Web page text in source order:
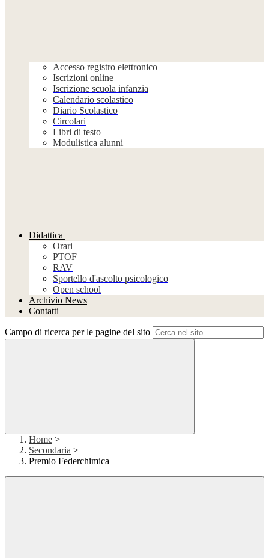
Accesso registro elettronico
Iscrizioni online
Iscrizione scuola infanzia
Calendario scolastico
Diario Scolastico
Circolari
Libri di testo
Modulistica alunni
Didattica
Orari
PTOF
RAV
Sportello d'ascolto psicologico
Open school
Archivio News
Contatti
Campo di ricerca per le pagine del sito
Home >
Secondaria >
Premio Federchimica